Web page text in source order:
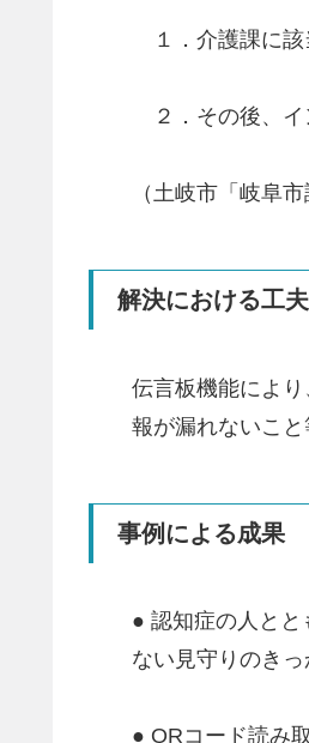
１．介護課に該
２．その後、イ
（土岐市「岐阜
解決における工
伝言板機能によ
報が漏れないこと
事例による成果
● 認知症の人と
ない見守りのきっ
● QRコード読み